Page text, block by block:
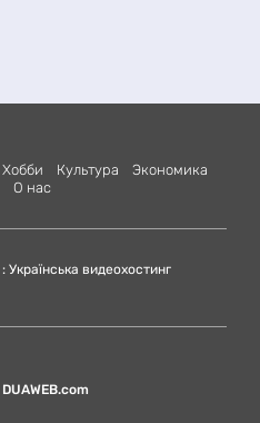
Хобби Культура
Экономика
О нас
: Українська видеохостинг
DUAWEB.com